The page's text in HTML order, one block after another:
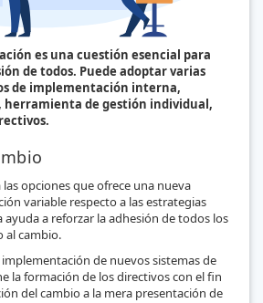
es una cuestión esencial para
de todos. Puede adoptar varias
de implementación interna,
herramienta de gestión individual,
opciones que ofrece una nueva
variable respecto a las estrategias
ayuda a reforzar la adhesión de todos los
al cambio.
de nuevos sistemas de
la formación de los directivos con el fin
del cambio a la mera presentación de